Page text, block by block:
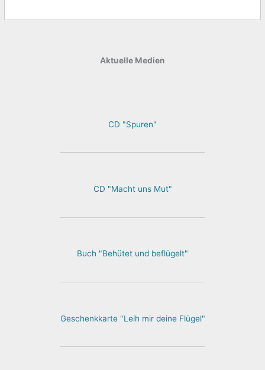
Aktuelle Medien
CD "Spuren"
CD "Macht uns Mut"
Buch "Behütet und beflügelt"
Geschenkkarte "Leih mir deine Flügel"